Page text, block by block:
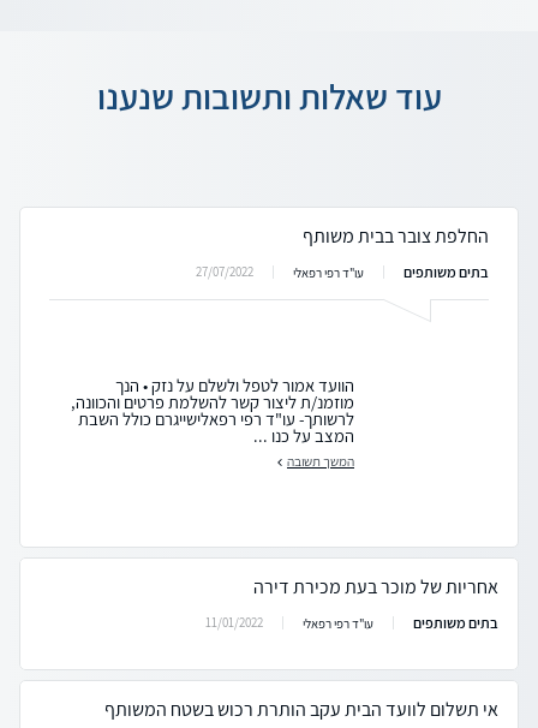
עוד שאלות ותשובות שנענו
החלפת צובר בבית משותף
בתים משותפים עו"ד רפי רפאלי 27/07/2022
הוועד אמור לטפל ולשלם על נזק • הנך
מוזמנ/ת ליצור קשר להשלמת פרטים והכוונה,
לרשותך- עו"ד רפי רפאלישייגרם כולל השבת
המצב על כנו ...
המשך תשובה
אחריות של מוכר בעת מכירת דירה
בתים משותפים עו"ד רפי רפאלי 11/01/2022
אי תשלום לוועד הבית עקב הותרת רכוש בשטח המשותף